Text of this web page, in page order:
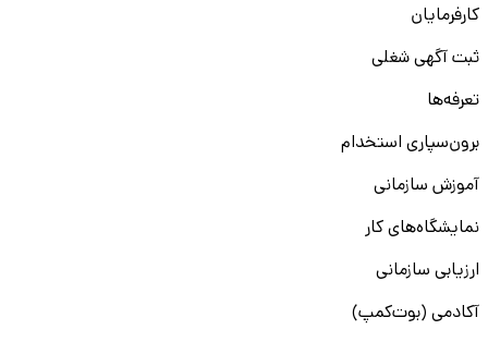
کارفرمایان
ثبت آگهی شغلی
تعرفه‌ها
برون‌سپاری استخدام
آموزش سازمانی
نمایشگاه‌های کار
ارزیابی سازمانی
آکادمی (بوت‌کمپ)